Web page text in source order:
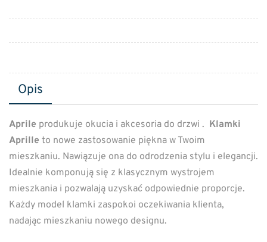
Opis
Aprile produkuje okucia i akcesoria do drzwi . Klamki
Aprille to nowe zastosowanie piękna w Twoim
mieszkaniu. Nawiązuje ona do odrodzenia stylu i elegancji.
Idealnie komponują się z klasycznym wystrojem
mieszkania i pozwalają uzyskać odpowiednie proporcje.
Każdy model klamki zaspokoi oczekiwania klienta,
nadając mieszkaniu nowego designu.